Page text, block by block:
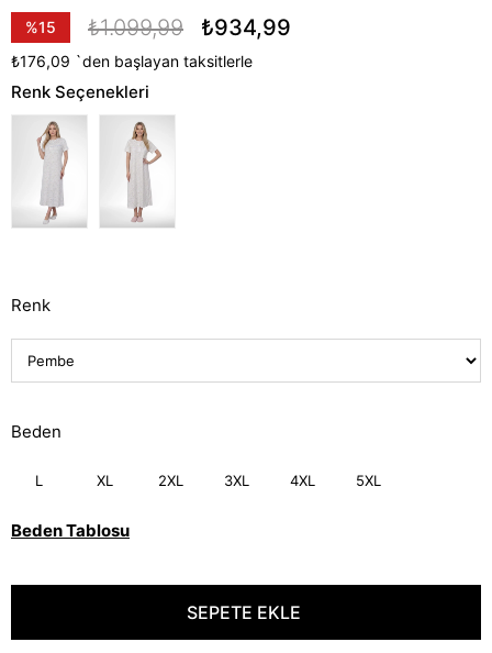
%15
İndirim
₺1.099,99 ₺934,99
₺176,09 `den başlayan taksitlerle
Renk Seçenekleri
Renk
Beden
L XL 2XL 3XL 4XL 5XL
Beden Tablosu